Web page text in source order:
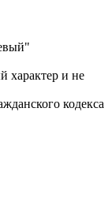
характер и не
кодекса